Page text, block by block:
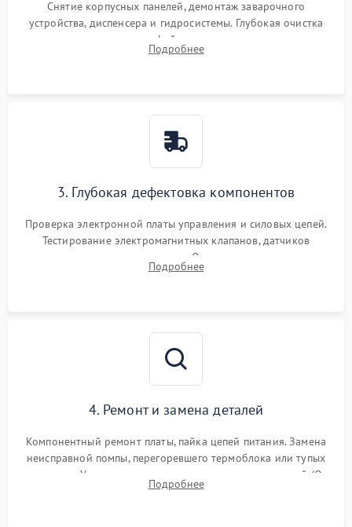
Снятие корпусных панелей, демонтаж заварочного
устройства, диспенсера и гидросистемы. Глубокая очистка
внутренних узлов от кофейных масел, жмыха и накипи.
Промывка дренажных каналов и фильтров с использованием
Подробнее
3. Глубокая дефектовка компонентов
Проверка электронной платы управления и силовых цепей.
Тестирование электромагнитных клапанов, датчиков
температуры и расходомера. Оценка степени износа
жерновов кофемолки, уплотнительных колец гидросистемы
Подробнее
4. Ремонт и замена деталей
Компонентный ремонт платы, пайка цепей питания. Замена
неисправной помпы, перегоревшего термоблока или тупых
жерновов. Установка новых силиконовых уплотнителей (O-
ring) и тефлоновых трубок для надежного устранения
Подробнее